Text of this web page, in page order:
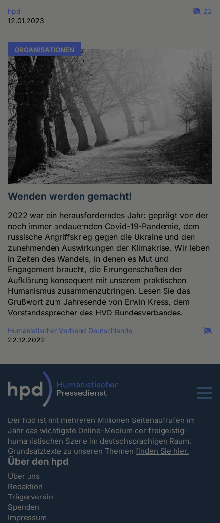
hpd
12.01.2023
22
ORGANISATIONEN
Wenden werden gemacht!
2022 war ein herausforderndes Jahr: geprägt von der
noch immer andauernden Covid-19-Pandemie, dem
russische Angriffskrieg gegen die Ukraine und den
zunehmenden Auswirkungen der Klimakrise. Wir leben
in Zeiten des Wandels, in denen es Mut und
Engagement braucht, die Errungenschaften der
Aufklärung konsequent mit unserem praktischen
Humanismus zusammenzubringen. Lesen Sie das
Grußwort zum Jahresende von Erwin Kress, dem
Vorstandssprecher des HVD Bundesverbandes.
Humanistischer Verband Deutschlands
22.12.2022
Menu
Der hpd ist mit mehreren Millionen Seitenaufrufen im
Jahr das wichtigste Online-Medium der freigeistig-
humanistischen Szene im deutschsprachigen Raum.
Grundsatztexte zu unseren Themenfinden Sie hier.
Über den hpd
Über uns
Redaktion
Trägerverein
Spenden
Impressum